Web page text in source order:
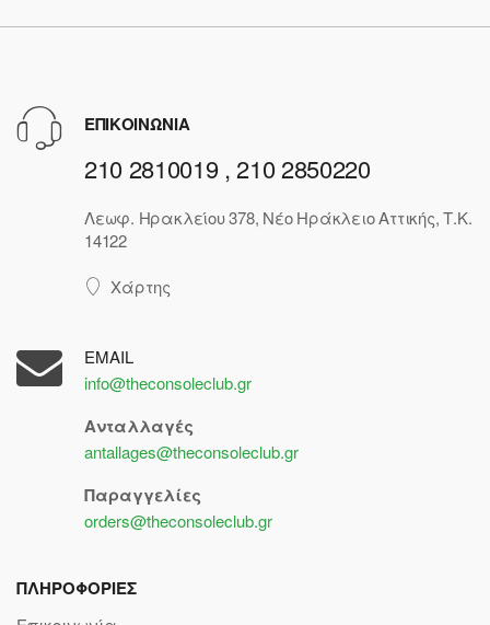
ΕΠΙΚΟΙΝΩΝΙΑ
210 2810019 , 210 2850220
Λεωφ. Ηρακλείου 378, Νέο Ηράκλειο Αττικής, Τ.Κ.
14122
Χάρτης
EMAIL
info@theconsoleclub.gr
Ανταλλαγές
antallages@theconsoleclub.gr
Παραγγελίες
orders@theconsoleclub.gr
ΠΛΗΡΟΦΟΡΙΕΣ